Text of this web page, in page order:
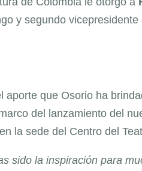
y segundo
aporte que Osorio ha
del lanzamiento del
la sede del Centro del
sido la inspiración para